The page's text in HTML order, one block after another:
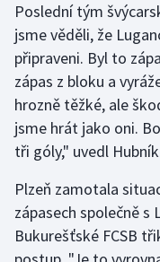
Gymnastika
Házená
Jezdectví
Judo
Krasobruslení
Lezení
Poslední tým
jsme věděli, že
připraveni. Byl to
zápas z bloku a
hrozně těžké, ale
jsme hrát jako oni.
tři góly," uvedl
Plzeň zamotala
zápasech společně s
Bukurešťské FCSB